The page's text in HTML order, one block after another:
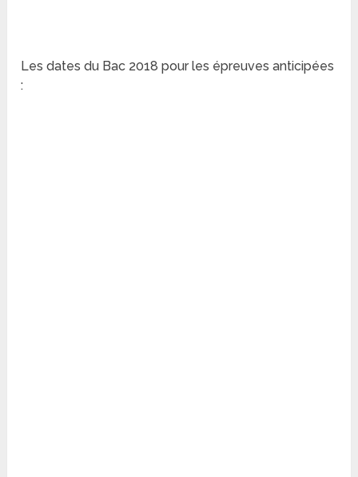
Les dates du Bac 2018 pour les épreuves anticipées
: